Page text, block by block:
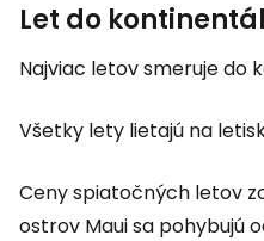
Let do
Najviac letov smeruje do
Všetky lety lietajú na
Ceny spiatočných letov
ostrov Maui sa pohybujú